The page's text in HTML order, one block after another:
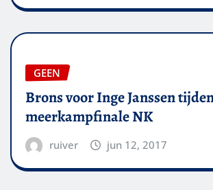
GEEN
Brons voor Inge Janssen
meerkampfinale NK
ruiver jun 12, 2017